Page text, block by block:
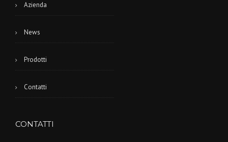
Azienda
News
Prodotti
Contatti
CONTATTI